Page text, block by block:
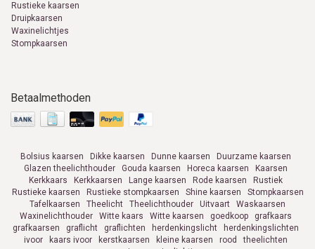
Rustieke kaarsen
Druipkaarsen
Waxinelichtjes
Stompkaarsen
Betaalmethoden
Bolsius kaarsen Dikke kaarsen Dunne kaarsen
Duurzame kaarsen
Glazen theelichthouder
Gouda kaarsen Horeca kaarsen
Kaarsen
Kerkkaars
Kerkkaarsen Lange kaarsen Rode kaarsen
Rustiek
Rustieke kaarsen
Rustieke stompkaarsen Shine kaarsen
Stompkaarsen
Tafelkaarsen
Theelicht Theelichthouder Uitvaart
Waskaarsen
Waxinelichthouder
Witte kaars Witte kaarsen goedkoop
grafkaars
grafkaarsen
graflicht graflichten herdenkingslicht
herdenkingslichten
ivoor
kaars ivoor kerstkaarsen kleine kaarsen rood
theelichten